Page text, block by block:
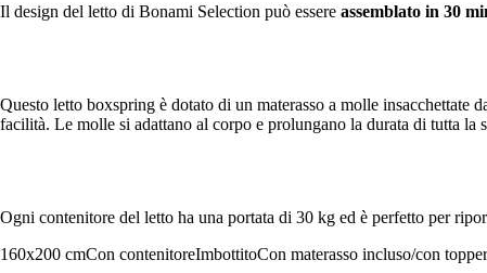
Il design del letto di Bonami Selection può essere assemblato in 30
Questo letto boxspring è dotato di un materasso a molle
facilità. Le molle si adattano al corpo e prolungano la durata di tutta la
Ogni contenitore del letto ha una portata di 30 kg ed è perfetto per
160x200 cmCon contenitoreImbottitoCon materasso incluso/con